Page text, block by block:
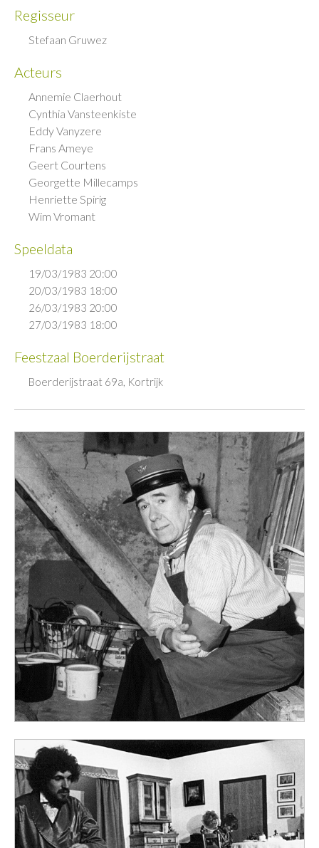
Regisseur
Stefaan Gruwez
Acteurs
Annemie Claerhout
Cynthia Vansteenkiste
Eddy Vanyzere
Frans Ameye
Geert Courtens
Georgette Millecamps
Henriette Spirig
Wim Vromant
Speeldata
19/03/1983 20:00
20/03/1983 18:00
26/03/1983 20:00
27/03/1983 18:00
Feestzaal Boerderijstraat
Boerderijstraat 69a, Kortrijk